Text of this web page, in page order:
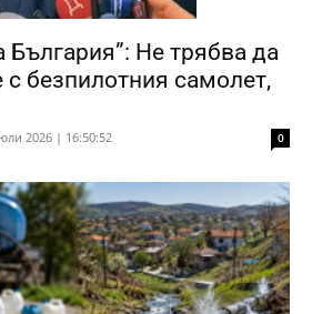
България”: Не трябва да
безпилотния самолет,
2026 | 16:50:52 0